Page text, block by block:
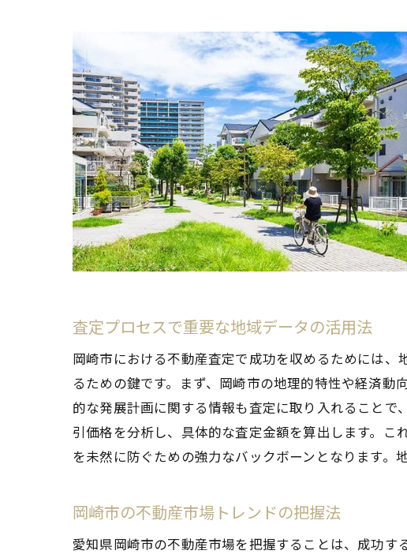
地域
不動
査定プロセスで重要な地域データの活用法
岡崎市における不動産査定で成功を収めるためには
るための鍵です。まず、岡崎市の地理的特性や経済
的な発展計画に関する情報も査定に取り入れること
引価格を分析し、具体的な査定金額を算出します。
を未然に防ぐための強力なバックボーンとなります。
岡崎市の不動産市場トレンドの把握法
愛知県岡崎市の不動産市場を把握することは、成功